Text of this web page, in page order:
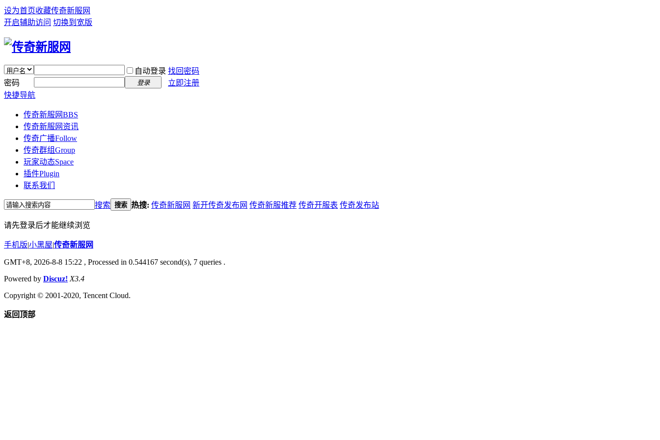
设为首页收藏传奇新服网
开启辅助访问 切换到宽版
自动登录 找回密码
密码
登录
立即注册
快捷导航
传奇新服网BBS
传奇新服网资讯
传奇广播Follow
传奇群组Group
玩家动态Space
插件Plugin
联系我们
搜索 搜索 热搜: 传奇新服网 新开传奇发布网 传奇新服推荐 传奇开服表 传奇发布站
请先登录后才能继续浏览
手机版|小黑屋|传奇新服网
GMT+8, 2026-8-8 15:22 , Processed in 0.544167 second(s), 7 queries .
Powered by Discuz! X3.4
Copyright © 2001-2020, Tencent Cloud.
返回顶部